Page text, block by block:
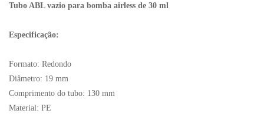
Tubo ABL vazio para bomba airless de 30 ml
Especificação:
Formato: Redondo
Diâmetro: 19 mm
Comprimento do tubo: 130 mm
Material: PE